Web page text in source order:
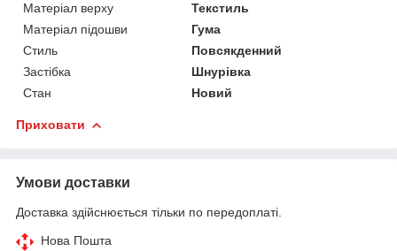
Матеріал верху
Текстиль
Матеріал підошви
Гума
Стиль
Повсякденний
Застібка
Шнурівка
Стан
Новий
Приховати
Умови доставки
Доставка здійснюється тільки по передоплаті.
Нова Пошта